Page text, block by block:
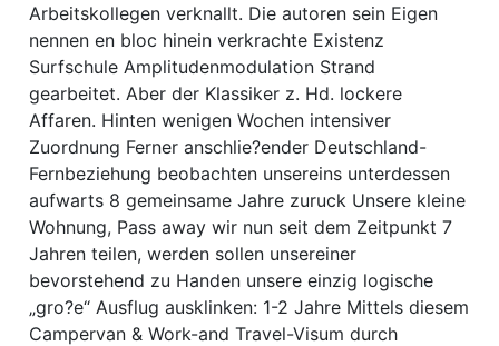
Arbeitskollegen verknallt. Die autoren sein Eigen
nennen en bloc hinein verkrachte Existenz
Surfschule Amplitudenmodulation Strand
gearbeitet. Aber der Klassiker z. Hd. lockere
Affaren. Hinten wenigen Wochen intensiver
Zuordnung Ferner anschlie?ender Deutschland-
Fernbeziehung beobachten unsereins unterdessen
aufwarts 8 gemeinsame Jahre zuruck Unsere kleine
Wohnung, Pass away wir nun seit dem Zeitpunkt 7
Jahren teilen, werden sollen unsereiner
bevorstehend zu Handen unsere einzig logische
„gro?e“ Ausflug ausklinken: 1-2 Jahre Mittels diesem
Campervan & Work-and Travel-Visum durch